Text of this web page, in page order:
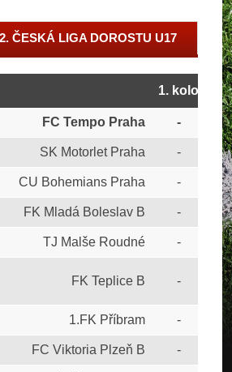
ČESKÁ LIGA DOROSTU U17
1. kolo
FC Tempo Praha -
SK Motorlet Praha -
CU Bohemians Praha -
FK Mladá Boleslav B -
TJ Malše Roudné -
FK Teplice B -
1.FK Příbram -
FC Viktoria Plzeň B -